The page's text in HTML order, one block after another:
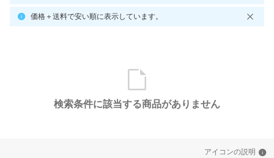
価格＋送料で安い順に表示しています。
検索条件に該当する商品がありません
アイコンの説明